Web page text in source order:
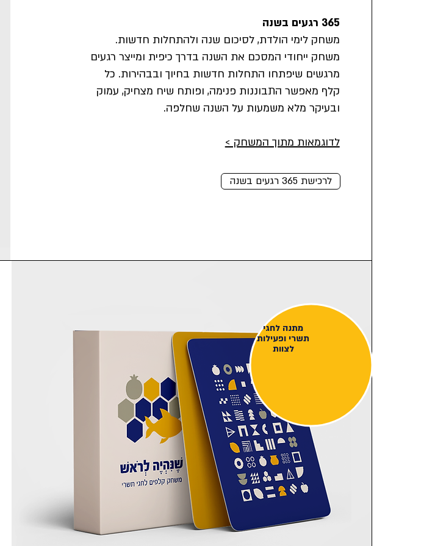
365 רגעים בשנה
משחק לימי הולדת, לסיכום שנה ולהתחלות חדשות.
משחק ייחודי המסכם את השנה בדרך כיפית ומייצר רגעים
מרגשים שיפתחו התחלות חדשות בחיוך ובבהירות. כל
קלף מאפשר התבוננות פנימה, ופותח שיח מצחיק, עמוק
ובעיקר מלא משמעות על השנה שחלפה.
​לדוגמאות מתוך המשחק >
לרכישת 365 רגעים בשנה
מתנה לחגי
תשרי ופעילות
לצוות